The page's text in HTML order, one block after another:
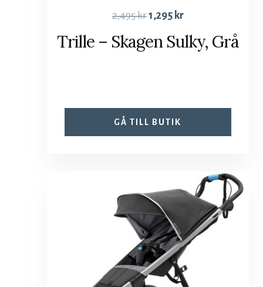
2,495kr1,295 kr
Trille – Skagen Sulky, Grå
GÅ TILL BUTIK